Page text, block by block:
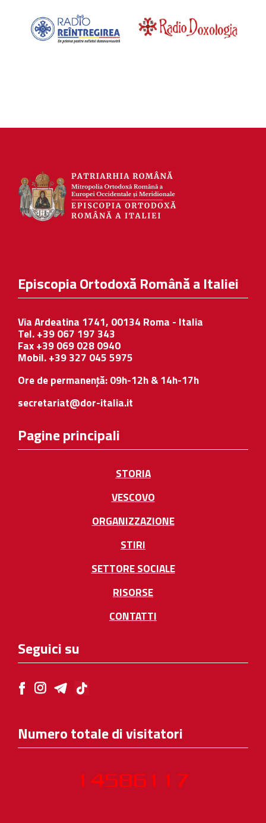
Episcopia Ortodoxă Română a Italiei
Via Ardeatina 1741, 00134 Roma - Italia
Tel. +39 067 197 343
Fax +39 069 028 0940
Mobil. +39 327 045 5975
Ore de permanență: 09h-12h & 14h-17h
secretariat@dor-italia.it
Pagine principali
STORIA
VESCOVO
ORGANIZZAZIONE
STIRI
SETTORE SOCIALE
RISORSE
CONTATTI
Seguici su
Numero totale di visitatori